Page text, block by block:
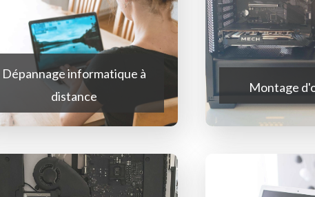
Dépannage informatique à
distance
Montage